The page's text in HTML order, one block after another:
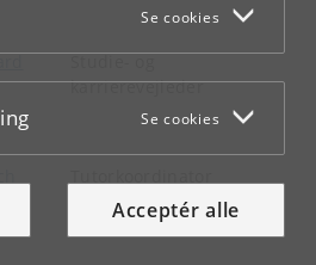
Se cookies
Se cookies
Acceptér alle
Studie- og
karrierevejleder